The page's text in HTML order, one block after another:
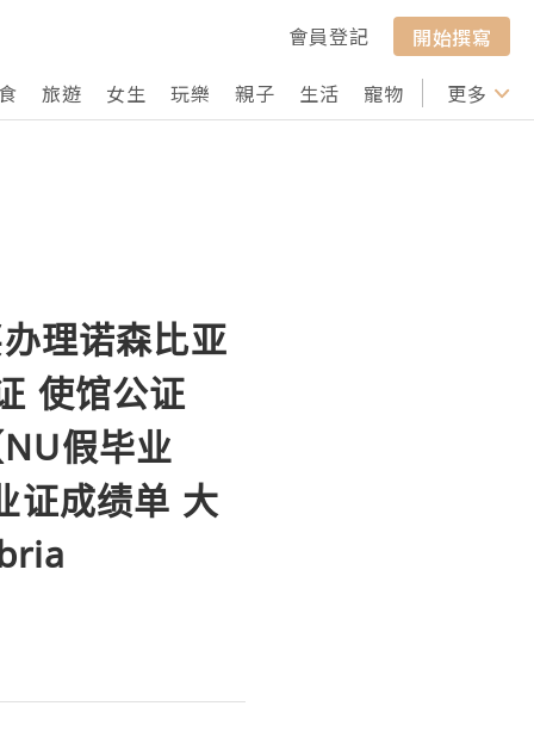
會員登記
開始撰寫
旅遊 女生 玩樂 親子 生活 寵物 行山 打卡
更多
理诺森比亚
使馆公证
假毕业
证成绩单 大